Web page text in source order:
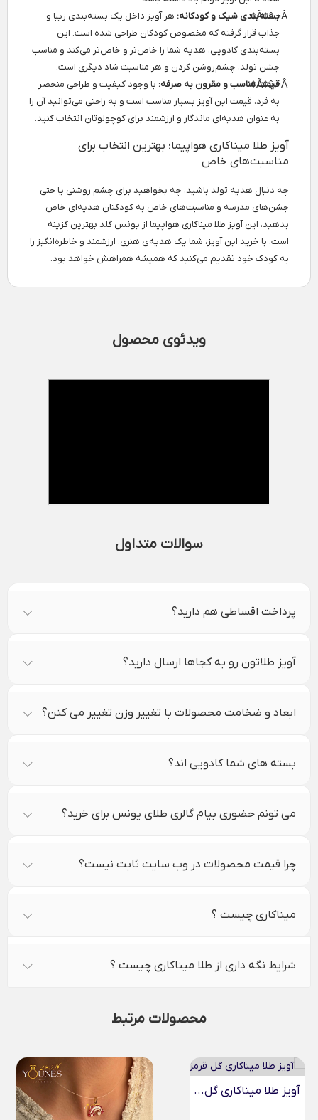
بسته‌بندی شیک و کودکانه: هر آویز داخل یک بسته‌بندی زیبا و
جذاب قرار گرفته که مخصوص کودکان طراحی شده است. این
بسته‌بندی کادویی، هدیه شما را خاص‌تر و خاص‌تر می‌کند و مناسب
جشن تولد، چشم‌روشن کردن و هر مناسبت شاد دیگری است.
قیمت مناسب و مقرون به صرفه: با وجود کیفیت و طراحی منحصر
به فرد، قیمت این آویز بسیار مناسب است و به راحتی می‌توانید آن را
به عنوان هدیه‌ای ماندگار و ارزشمند برای کوچولوتان انتخاب کنید.
آویز طلا میناکاری هواپیما؛ بهترین انتخاب برای
مناسبت‌های خاص
چه دنبال هدیه تولد باشید، چه بخواهید برای چشم روشنی یا حتی
جشن‌های مدرسه و مناسبت‌های خاص به کودکتان هدیه‌ای خاص
بدهید، این آویز طلا میناکاری هواپیما از یونس گلد بهترین گزینه
است. با خرید این آویز، شما یک هدیه‌ی هنری، ارزشمند و خاطره‌انگیز را
به کودک خود تقدیم می‌کنید که همیشه همراهش خواهد بود.
ویدئوی محصول
سوالات متداول
پرداخت اقساطی هم دارید؟
آویز طلاتون رو به کجاها ارسال دارید؟
ابعاد و ضخامت محصولات با تغییر وزن تغییر می کنن؟
بسته های شما کادویی اند؟
می تونم حضوری بیام گالری طلای یونس برای خرید؟
چرا قیمت محصولات در وب سایت ثابت نیست؟
میناکاری چیست ؟
شرایط نگه داری از طلا میناکاری چیست ؟
محصولات مرتبط
آویز طلا میناکاری گل...